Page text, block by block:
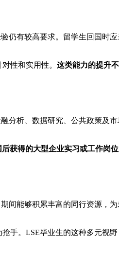
仍有较高要求。留学生回国时
性和实用性。 这类能力的提升
分析、数据研究、公共政策及
获得的大型企业实习或工作岗
能够积累丰富的同行资源，
手。LSE毕业生的这种多元视